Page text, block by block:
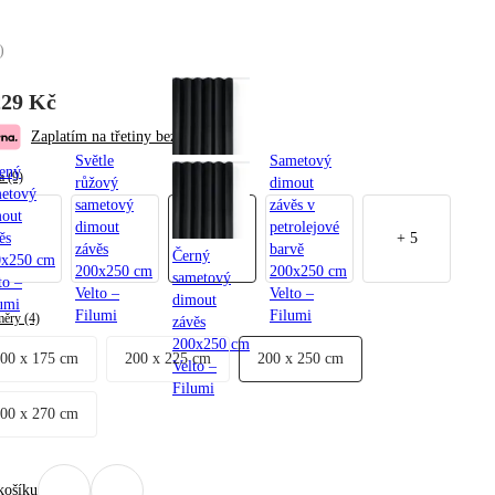
)
Kč
Zaplatím na třetiny bez navýšení
(9)
cm
–
Světle
růžový
sametový
dimout
závěs
200x250 cm
Velto –
Filumi
Černý
sametový
dimout
závěs
200x250 cm
Velto –
Filumi
Sametový
dimout
závěs v
petrolejové
barvě
200x250 cm
Velto –
Filumi
+ 5
(4)
200 x 175 cm 200 x 225 cm 200 x 250 cm
200 x 270 cm